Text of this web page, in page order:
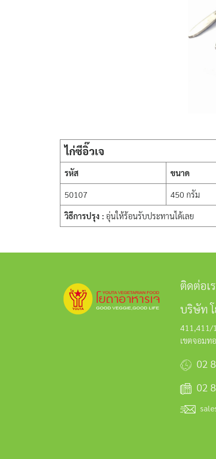
ไก่ซีอิ๊วเจ
รหัส ขนาด
50107
450 กรัม
วิธีการปรุง : อุ่นให้ร้อนรับประทานได้เลย
ติดต่อเ
บริษัท
411,411/
เขตจอมท
02
02